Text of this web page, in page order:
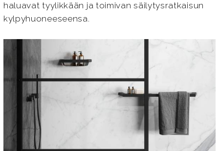
haluavat tyylikkään ja toimivan säilytysratkaisun
kylpyhuoneeseensa.